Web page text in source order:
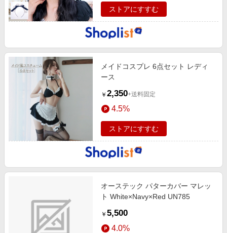
ストアにすすむ
メイドコスプレ 6点セット レディ
ース
￥ 2,350+送料固定
4.5%
ストアにすすむ
オーステック パターカバー マレッ
ト White×Navy×Red UN785
￥ 5,500
4.0%